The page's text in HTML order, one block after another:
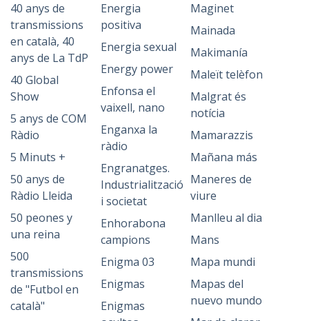
40 anys de
transmissions
en català, 40
anys de La TdP
40 Global
Show
5 anys de COM
Ràdio
5 Minuts +
50 anys de
Ràdio Lleida
50 peones y
una reina
500
transmissions
de "Futbol en
català"
Energia
positiva
Energia sexual
Energy power
Enfonsa el
vaixell, nano
Enganxa la
ràdio
Engranatges.
Industrialització
i societat
Enhorabona
campions
Enigma 03
Enigmas
Enigmas
Maginet
Mainada
Makimanía
Maleït telèfon
Malgrat és
notícia
Mamarazzis
Mañana más
Maneres de
viure
Manlleu al dia
Mans
Mapa mundi
Mapas del
nuevo mundo